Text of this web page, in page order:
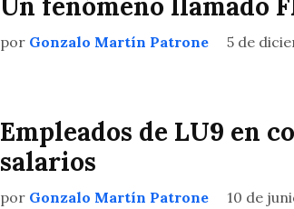
Un fenómeno llamado
por Gonzalo Martín Patrone 5 de
Empleados de LU9 en
salarios
por Gonzalo Martín Patrone 10 de